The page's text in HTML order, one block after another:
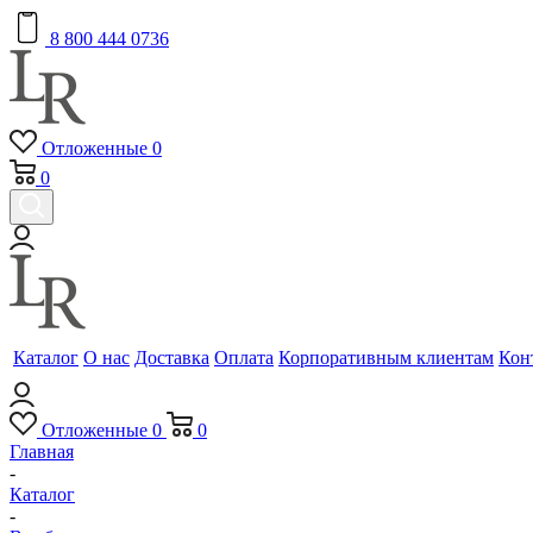
8 800 444 0736
Отложенные 0
0
Каталог О нас Доставка Оплата Корпоративным клиентам
Отложенные 0
0
Главная
-
Каталог
-